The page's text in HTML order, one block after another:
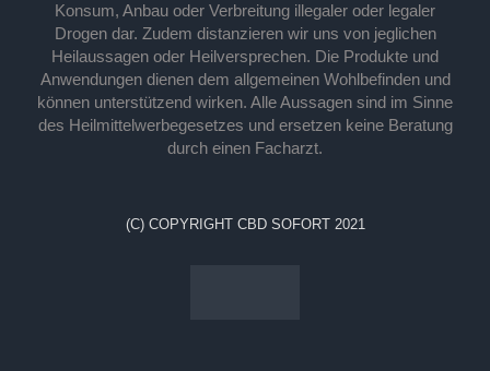
Konsum, Anbau oder Verbreitung illegaler oder legaler
Drogen dar. Zudem distanzieren wir uns von jeglichen
Heilaussagen oder Heilversprechen. Die Produkte und
Anwendungen dienen dem allgemeinen Wohlbefinden und
können unterstützend wirken. Alle Aussagen sind im Sinne
des Heilmittelwerbegesetzes und ersetzen keine Beratung
durch einen Facharzt.
(C) COPYRIGHT CBD SOFORT 2021